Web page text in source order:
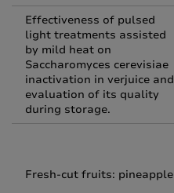
Effectiveness of pulsed
light treatments assisted
by mild heat on
Saccharomyces cerevisiae
inactivation in verjuice and
evaluation of its quality
during storage.
Fresh-cut fruits: pineapple